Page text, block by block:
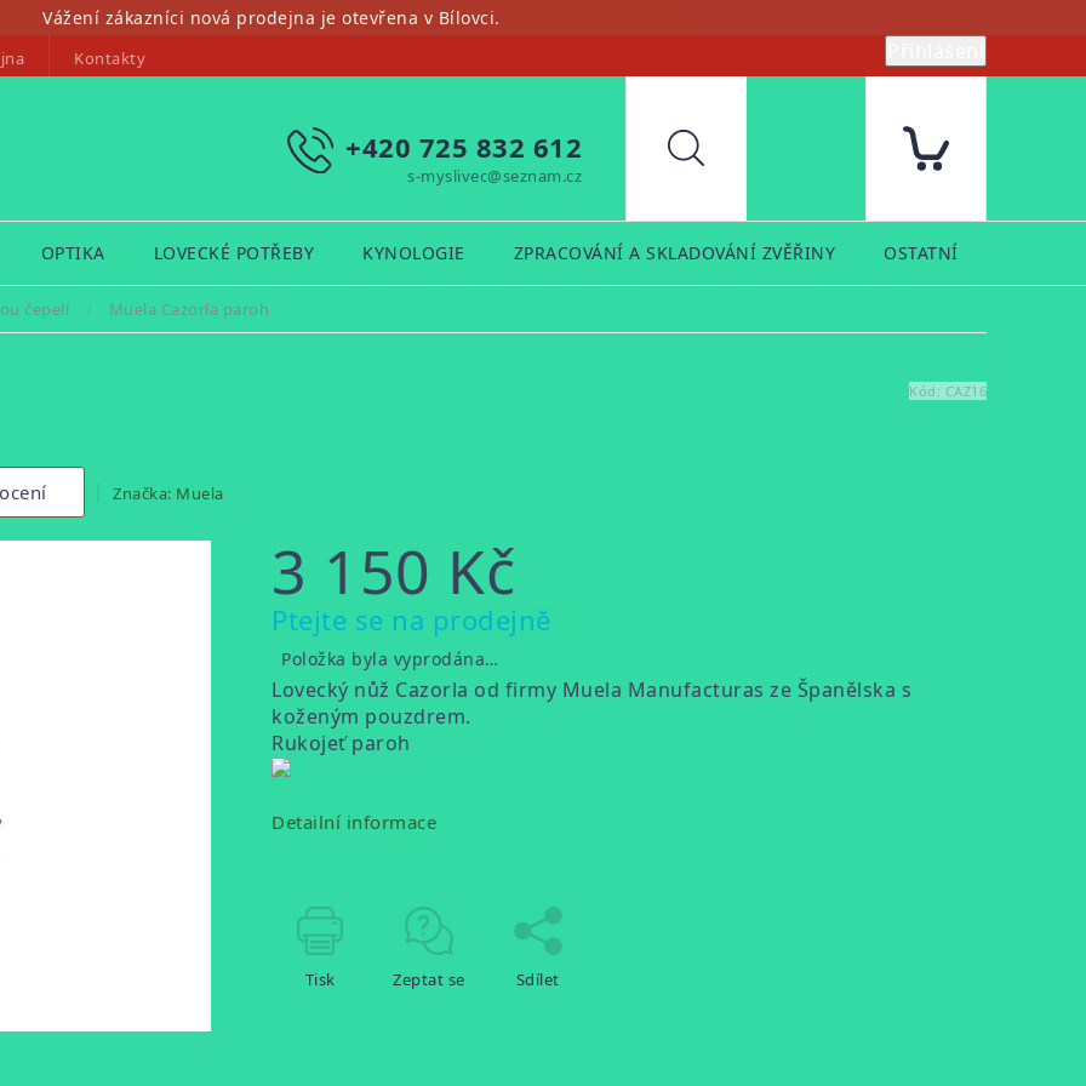
Vážení zákazníci nová prodejna je otevřena v Bílovci.
Kontakty
+420 725 832 612
s-myslivec@seznam.cz
Hledat
OPTIKA LOVECKÉ POTŘEBY KYNOLOGIE ZPRACOVÁNÍ A SKLADOVÁNÍ ZVĚŘINY OSTATNÍ
čepelí / Muela Cazorla paroh
Kód: CAZ16
Značka: Muela
3 150 Kč
Měrná
cena:
Ptejte se na prodejně
Položka byla vyprodána…
Lovecký nůž Cazorla od firmy Muela Manufacturas ze Španělska s
koženým pouzdrem.
Rukojeť paroh
Detailní informace
Tisk Zeptat se Sdílet